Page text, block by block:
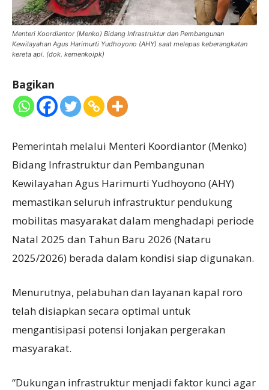
Menteri Koordiantor (Menko) Bidang Infrastruktur dan Pembangunan
Kewilayahan Agus Harimurti Yudhoyono (AHY) saat melepas keberangkatan
kereta api. (dok. kemenkoipk)
Bagikan
Pemerintah melalui Menteri Koordiantor (Menko)
Bidang Infrastruktur dan Pembangunan
Kewilayahan Agus Harimurti Yudhoyono (AHY)
memastikan seluruh infrastruktur pendukung
mobilitas masyarakat dalam menghadapi periode
Natal 2025 dan Tahun Baru 2026 (Nataru
2025/2026) berada dalam kondisi siap digunakan.
Menurutnya, pelabuhan dan layanan kapal roro
telah disiapkan secara optimal untuk
mengantisipasi potensi lonjakan pergerakan
masyarakat.
“Dukungan infrastruktur menjadi faktor kunci agar